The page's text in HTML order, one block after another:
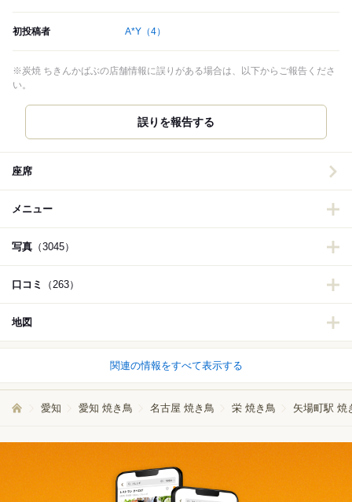
初投稿者 A*Y （4）
※炭焼 ちきんかばぶの店舗情報に誤りがある場合は、以下からご報告くださ
い。
誤りを報告する
座席
メニュー
写真 （3045）
口コミ （263）
地図
関連の情報をすべて表示する
愛知 愛知 焼き鳥 名古屋 焼き鳥 栄 焼き鳥 矢場町駅 焼